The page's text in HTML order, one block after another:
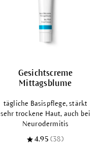
Gesichtscreme
Mittagsblume
tägliche Basispflege, stärkt
sehr trockene Haut, auch bei
Neurodermitis
4.95 (38)